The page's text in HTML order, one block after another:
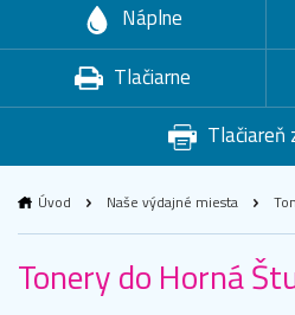
Náplne
Tlačiarne
Tlačiareň
Úvod Naše výdajné miesta
Tonery do Horná